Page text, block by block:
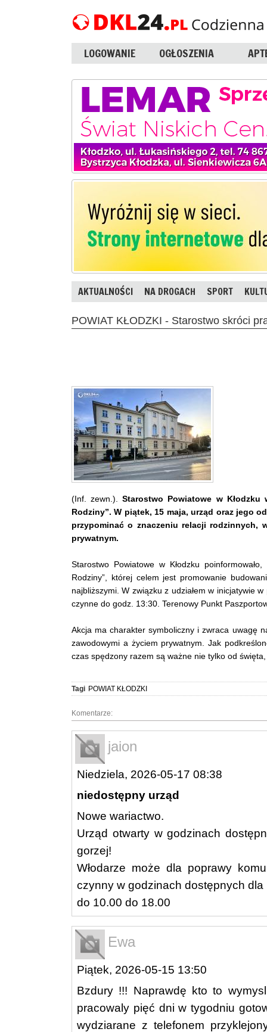
LOGOWANIE OGŁOSZENIA
AKTUALNOŚCI NA DROGACH SPORT
POWIAT KŁODZKI - Starostwo skróci
(Inf. zewn.).Starostwo Powiatowe w
Rodziny”. W piątek, 15 maja, urząd oraz jego
przypominać o znaczeniu relacji rodzinnych,
prywatnym.
Starostwo Powiatowe w Kłodzku
Rodziny”, której celem jest promowanie
najbliższymi. W związku z udziałem w inicjatywie
czynne do godz. 13:30. Terenowy Punkt
Akcja ma charakter symboliczny i zwraca uwagę
zawodowymi a życiem prywatnym. Jak
czas spędzony razem są ważne nie tylko od
Tagi POWIAT KŁODZKI
Komentarze:
jaion
Niedziela, 2026-05-17 08:38
niedostępny urząd
Nowe wariactwo.
Urząd otwarty w godzinach
gorzej!
Włodarze może dla poprawy
czynny w godzinach dostępnych
do 10.00 do 18.00
Ewa
Piątek, 2026-05-15 13:50
Bzdury !!! Naprawdę kto to
pracowaly pięć dni w tygodniu
wydziarane z telefonem